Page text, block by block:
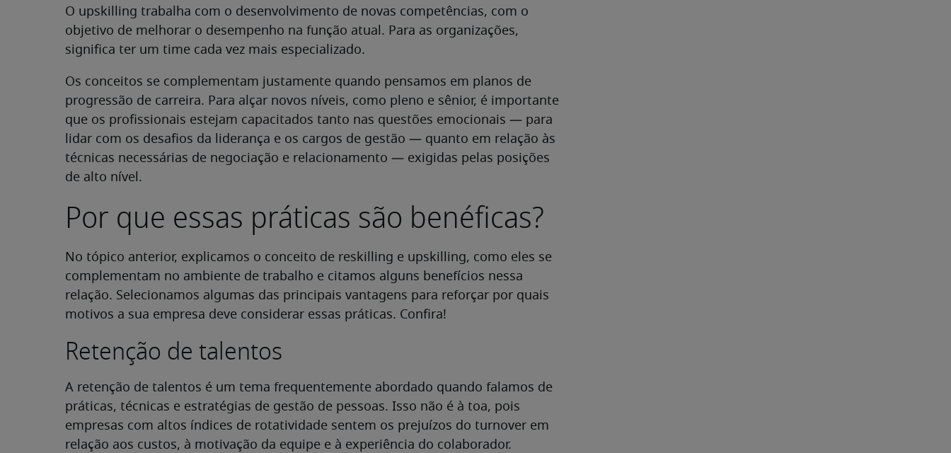
O upskilling trabalha com o desenvolvimento de novas competências, com o
objetivo de melhorar o desempenho na função atual. Para as organizações,
significa ter um time cada vez mais especializado.
Os conceitos se complementam justamente quando pensamos em planos de
progressão de carreira. Para alçar novos níveis, como pleno e sênior, é importante
que os profissionais estejam capacitados tanto nas questões emocionais — para
lidar com os desafios da liderança e os cargos de gestão — quanto em relação às
técnicas necessárias de negociação e relacionamento — exigidas pelas posições
de alto nível.
Por que essas práticas são benéficas?
No tópico anterior, explicamos o conceito de reskilling e upskilling, como eles se
complementam no ambiente de trabalho e citamos alguns benefícios nessa
relação. Selecionamos algumas das principais vantagens para reforçar por quais
motivos a sua empresa deve considerar essas práticas. Confira!
Retenção de talentos
A retenção de talentos é um tema frequentemente abordado quando falamos de
práticas, técnicas e estratégias de gestão de pessoas. Isso não é à toa, pois
empresas com altos índices de rotatividade sentem os prejuízos do turnover em
relação aos custos, à motivação da equipe e à experiência do colaborador.